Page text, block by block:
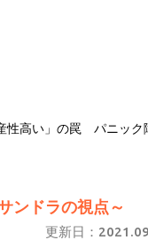
性高い」の罠 パニッ
ンドラの視点～
更新日：